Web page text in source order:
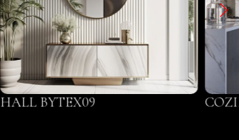
HALL BYTEX09